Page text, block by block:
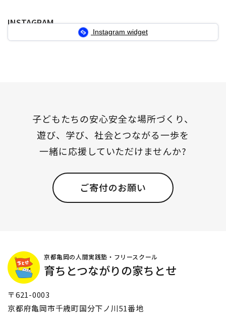
ゲ
INSTAGRAM
Instagram widget
子どもたちの安心安全な場所づくり、
遊び、学び、社会とつながる一歩を
一緒に応援していただけませんか?
ご寄付のお願い
京都亀岡の人間実践塾・フリースクール
育ちとつながりの家ちとせ
〒621-0003
京都府亀岡市千歳町国分下ノ川51番地